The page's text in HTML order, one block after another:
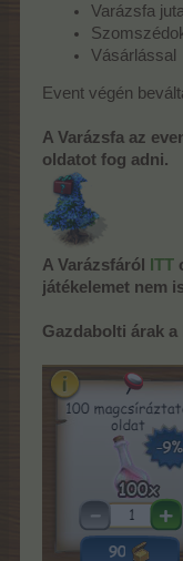
Varázsfa
Vásárlással
Event végén
A Varázsfa az
oldatot fog adni.
A Varázsfáról ITT
játékelemet nem
Gazdabolti árak a